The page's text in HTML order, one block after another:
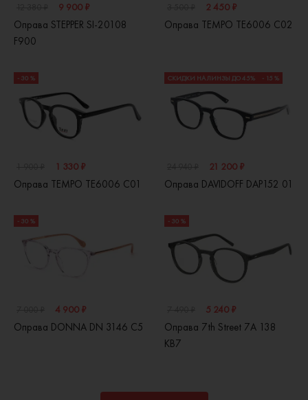
9 900 ₽
Оправа STEPPER SI-20108
F900
2 450 ₽
Оправа TEMPO TE6006 C02
- 30 %
1 330 ₽
Оправа TEMPO TE6006 C01
СКИДКИ НА ЛИНЗЫ ДО 45% - 15 %
21 200 ₽
Оправа DAVIDOFF DAP152 01
- 30 %
4 900 ₽
Оправа DONNA DN 3146 C5
- 30 %
5 240 ₽
Оправа 7th Street 7A 138
KB7